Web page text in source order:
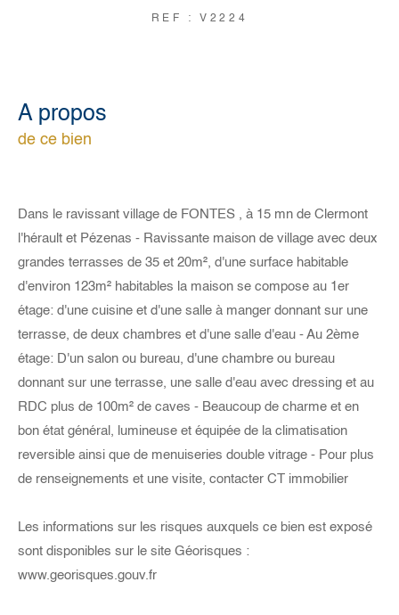
REF : V2224
a propos
de ce bien
Dans le ravissant village de FONTES , à 15 mn de Clermont
l'hérault et Pézenas - Ravissante maison de village avec deux
grandes terrasses de 35 et 20m², d'une surface habitable
d'environ 123m² habitables la maison se compose au 1er
étage: d'une cuisine et d'une salle à manger donnant sur une
terrasse, de deux chambres et d'une salle d'eau - Au 2ème
étage: D'un salon ou bureau, d'une chambre ou bureau
donnant sur une terrasse, une salle d'eau avec dressing et au
RDC plus de 100m² de caves - Beaucoup de charme et en
bon état général, lumineuse et équipée de la climatisation
reversible ainsi que de menuiseries double vitrage - Pour plus
de renseignements et une visite, contacter CT immobilier
Les informations sur les risques auxquels ce bien est exposé
sont disponibles sur le site Géorisques :
www.georisques.gouv.fr